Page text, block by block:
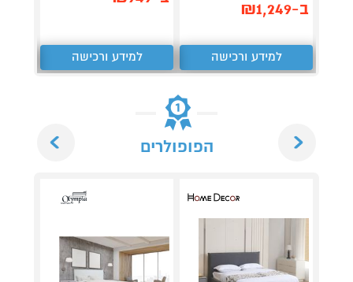
ב-₪1,249
למידע ורכישה למידע ורכישה
הפופולרים